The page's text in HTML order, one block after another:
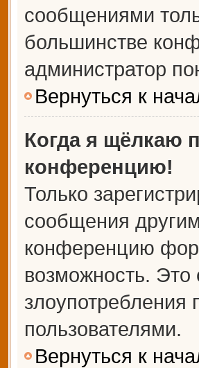
сообщениями
большинстве
администратор
Вернуться к
Когда я щёлкаю
конференцию!
Только
сообщения
конференцию
возможность. Это
пользователями.
Вернуться к